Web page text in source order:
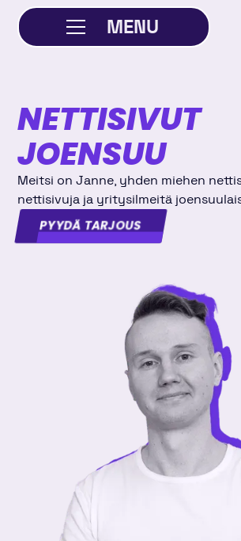
MENU
NETTISIVUT
JOENSUU
Meitsi on Janne, yhden miehen
nettisivuja ja yritysilmeitä
PYYDÄ TARJOUS